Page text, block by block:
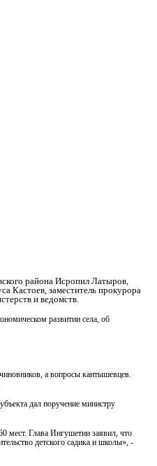
района Исропил Латыров,
Кастоев, заместитель прокурора
и ведомств.
развитии села, об
а вопросы кантышевцев.
дал поручение министру
мест. Глава Ингушетии заявил, что
детского садика и школы», -